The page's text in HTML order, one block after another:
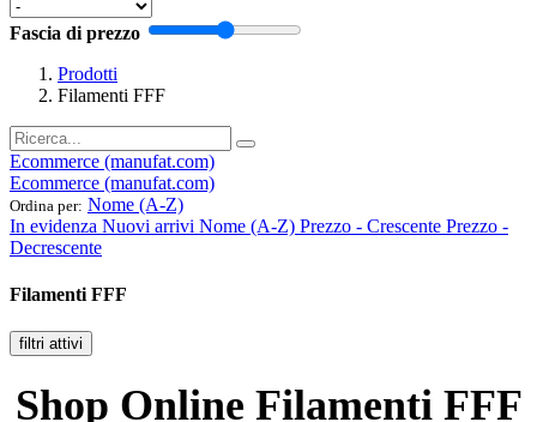
Fascia di prezzo
Prodotti
Filamenti FFF
Ecommerce (manufat.com)
Ecommerce (manufat.com)
Ordina per: Nome (A-Z)
In evidenza Nuovi arrivi Nome (A-Z) Prezzo - Crescente Prezzo -
Decrescente
Filamenti FFF
filtri attivi
Shop Online Filamenti FFF